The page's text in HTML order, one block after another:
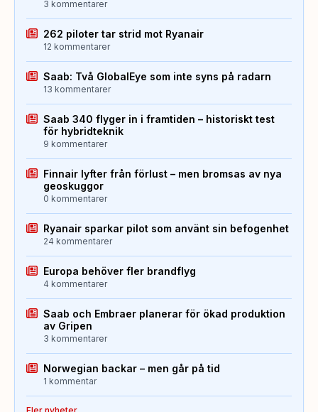
3 kommentarer
262 piloter tar strid mot Ryanair
12 kommentarer
Saab: Två GlobalEye som inte syns på radarn
13 kommentarer
Saab 340 flyger in i framtiden – historiskt test
för hybridteknik
9 kommentarer
Finnair lyfter från förlust – men bromsas av nya
geoskuggor
0 kommentarer
Ryanair sparkar pilot som använt sin befogenhet
24 kommentarer
Europa behöver fler brandflyg
4 kommentarer
Saab och Embraer planerar för ökad produktion
av Gripen
3 kommentarer
Norwegian backar – men går på tid
1 kommentar